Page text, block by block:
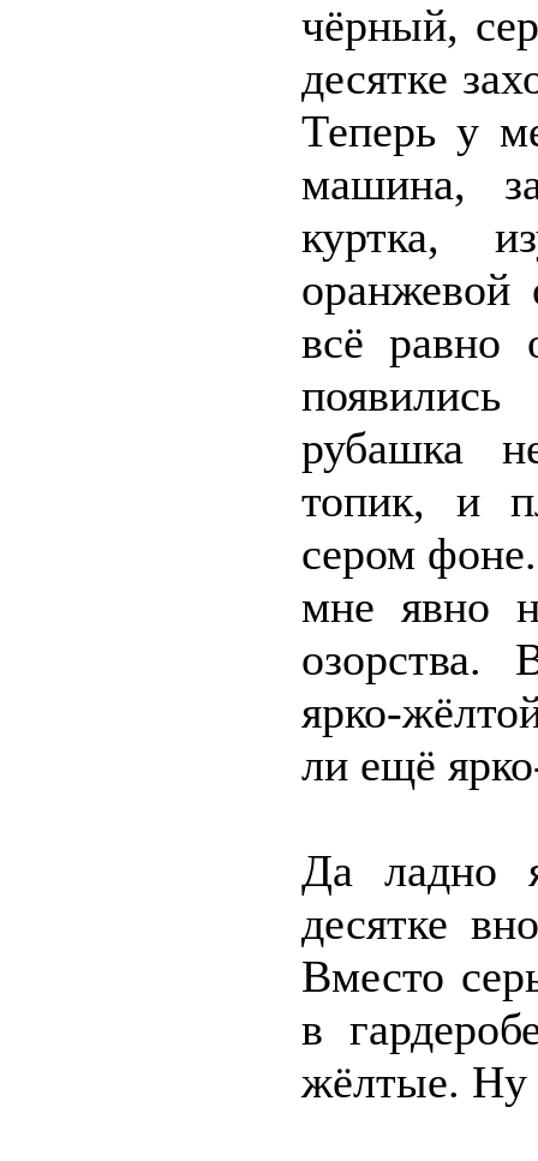
чёрный,
десятке
Теперь у
машина,
куртка,
оранжевой
всё равно
рубашка
топик, и
сером
мне явно
озорства.
ярко-
ли ещё
Да ладно
десятке
Вместо
в
жёлтые. Ну